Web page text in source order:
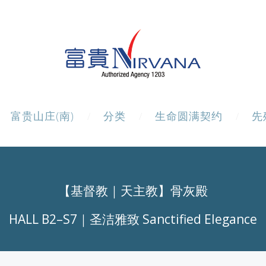
富贵山庄(南) 分类 生命圆满契约 先
【基督教｜天主教】骨灰殿
HALL B2–S7｜圣洁雅致 Sanctified Elegance